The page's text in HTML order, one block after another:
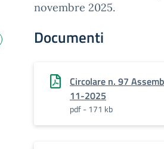
novembre 2025.
Documenti
Circolare n. 97
11-2025
pdf - 171 kb